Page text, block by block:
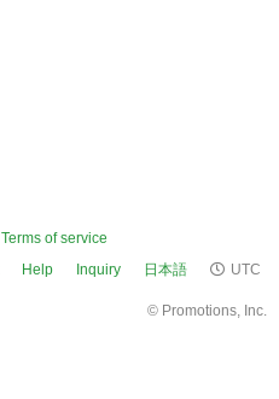
Terms of service
Help Inquiry 日本語 UTC
© Promotions, Inc.